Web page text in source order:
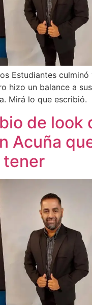
Estudiantes
hizo un balance a
Mirá lo que escribió.
de look
Acuña
tener